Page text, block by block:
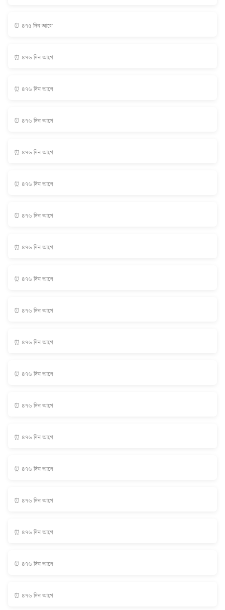
⏰ ৪৭৫ দিন আগে
⏰ ৪৭৬ দিন আগে
⏰ ৪৭৬ দিন আগে
⏰ ৪৭৬ দিন আগে
⏰ ৪৭৬ দিন আগে
⏰ ৪৭৬ দিন আগে
⏰ ৪৭৬ দিন আগে
⏰ ৪৭৬ দিন আগে
⏰ ৪৭৬ দিন আগে
⏰ ৪৭৬ দিন আগে
⏰ ৪৭৬ দিন আগে
⏰ ৪৭৬ দিন আগে
⏰ ৪৭৬ দিন আগে
⏰ ৪৭৬ দিন আগে
⏰ ৪৭৬ দিন আগে
⏰ ৪৭৬ দিন আগে
⏰ ৪৭৬ দিন আগে
⏰ ৪৭৬ দিন আগে
⏰ ৪৭৬ দিন আগে